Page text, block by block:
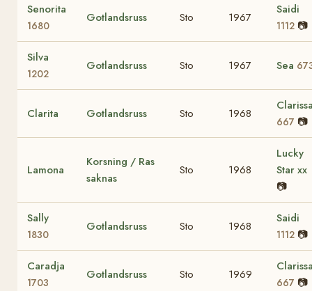
Senorita
1680
Gotlandsruss Sto 1967
Saidi
1112 📷
Silva
1202
Gotlandsruss Sto 1967 Sea
Clarita Gotlandsruss Sto 1968
667 📷
Lamona
Korsning / Ras
saknas
Sto 1968
Lucky
Star xx
📷
Sally
1830
Gotlandsruss Sto 1968
Saidi
1112 📷
Caradja
1703
Gotlandsruss Sto 1969
667 📷